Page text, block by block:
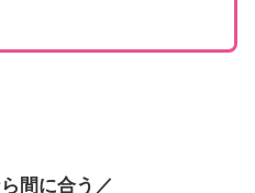
間に合う／